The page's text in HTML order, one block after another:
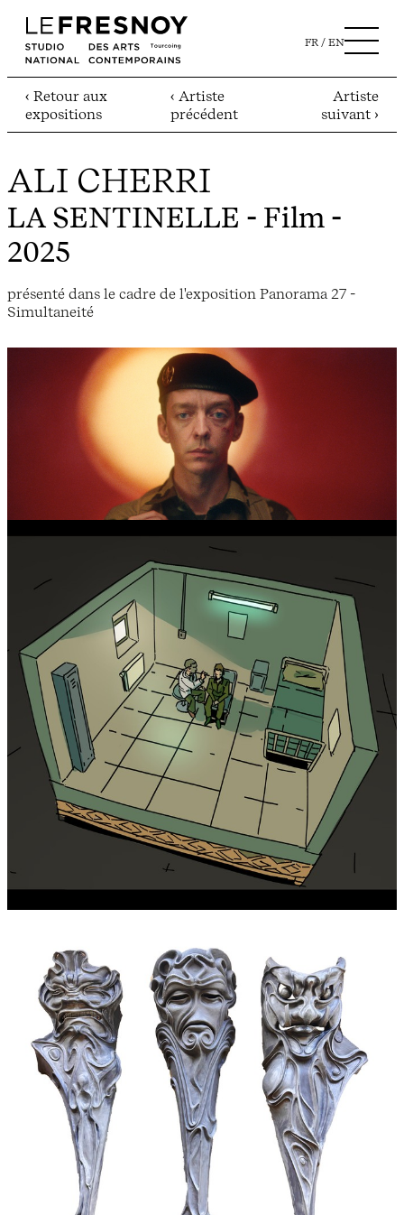
FR EN
‹ Retour aux
expositions
‹ Artiste
précédent
Artiste
suivant ›
ALI CHERRI
LA SENTINELLE - Film -
2025
présenté dans le cadre de l'exposition Panorama 27 -
Simultaneité